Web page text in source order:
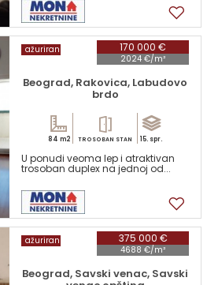
170 000 €
2024 €/m²
ažuriran
Beograd, Rakovica, Labudovo
brdo
84 m2 TROSOBAN STAN 15. spr.
U ponudi veoma lep i atraktivan
trosoban duplex na jednoj od...
375 000 €
4688 €/m²
ažuriran
Beograd, Savski venac, Savski